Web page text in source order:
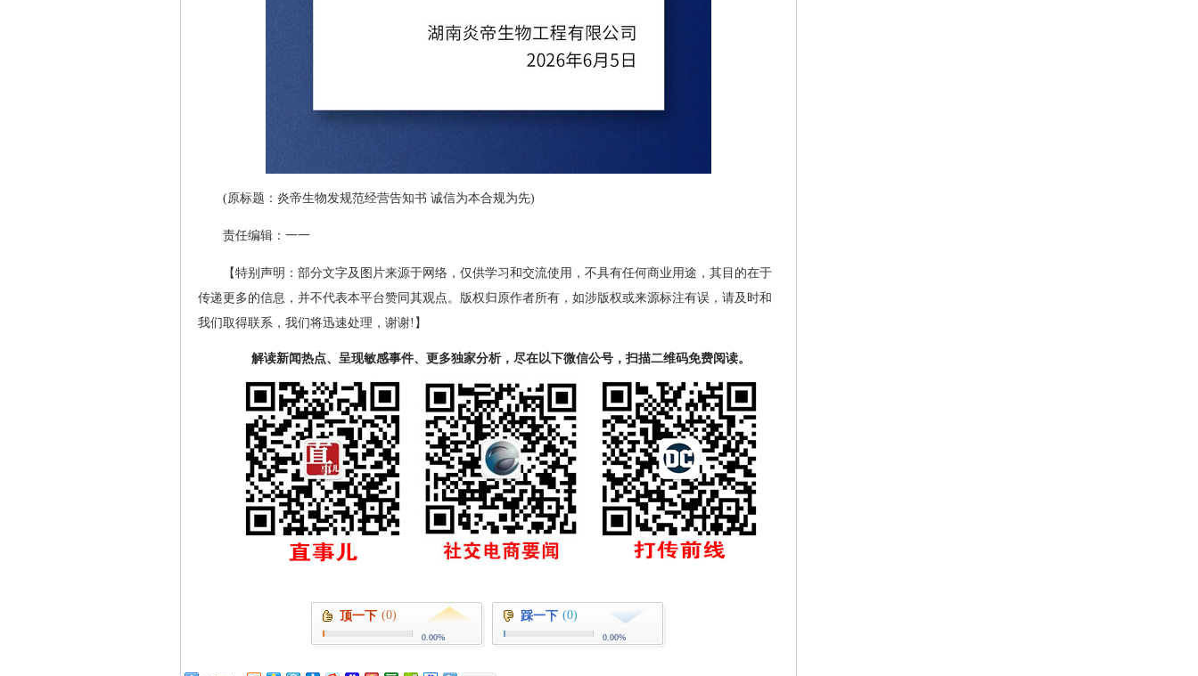
(原标题：炎帝生物发规范经营告知书 诚信为本合规为先)
责任编辑：一一
【特别声明：部分文字及图片来源于网络，仅供学习和交流使用，不具有任何商业用途，其目的在于
传递更多的信息，并不代表本平台赞同其观点。版权归原作者所有，如涉版权或来源标注有误，请及时和
我们取得联系，我们将迅速处理，谢谢!】
解读新闻热点、呈现敏感事件、更多独家分析，尽在以下微信公号，扫描二维码免费阅读。
顶一下 (0)
0.00%
踩一下 (0)
0.00%